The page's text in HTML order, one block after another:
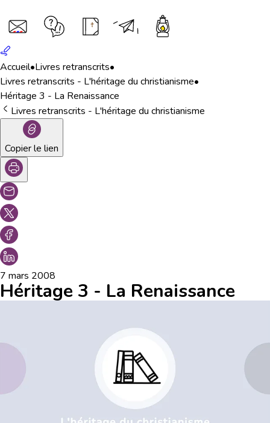
Accueil•Livres retranscrits•
Livres retranscrits - L'héritage du christianisme•
Héritage 3 - La Renaissance
Livres retranscrits - L'héritage du christianisme
Copier le lien
7 mars 2008
Héritage 3 - La Renaissance